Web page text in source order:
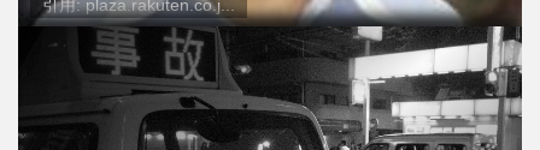
引用: plaza.rakuten.co.j...